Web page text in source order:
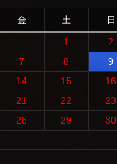
金 土 日
1
2
7 8
9
14 15
16
21 22
23
28 29
30